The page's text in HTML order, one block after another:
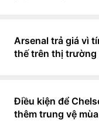
Arsenal trả giá vì
thế trên thị
Điều kiện để
thêm trung vệ